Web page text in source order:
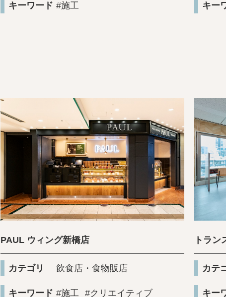
キーワード #施工 キー
PAUL ウィング新橋店
カテゴリ 飲食店・食物販店
キーワード #施工 #クリエイティブ
トラ
カテ
キー